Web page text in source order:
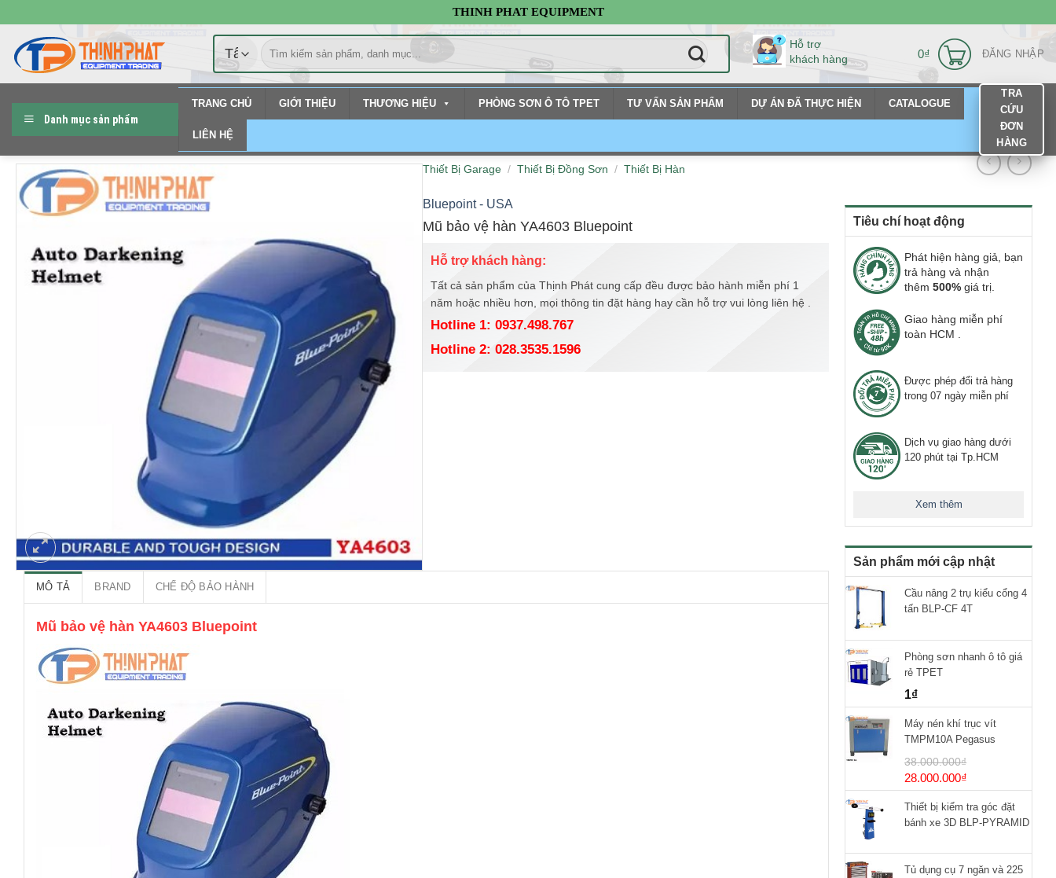
đến
nội
dung
THINH PHAT EQUIPMENT
Tìm
kiếm:
Hỗ trợ
khách hàng
0₫ ĐĂNG NHẬP
Danh mục sản phẩm
TRANG CHỦ GIỚI THIỆU THƯƠNG HIỆU PHÒNG SƠN Ô TÔ TPET TƯ VẤN SẢN PHẨM DỰ ÁN ĐÃ THỰC HIỆN CATALOGUE
LIÊN HỆ
TRA
CỨU
ĐƠN
HÀNG
Tiêu chí hoạt động
Phát hiện hàng giả, bạn
trả hàng và nhận
thêm500% giá trị.
Giao hàng miễn phí
toàn HCM .
Được phép đổi trả hàng
trong 07 ngày miễn phí
Dịch vụ giao hàng dưới
120 phút tại Tp.HCM
Xem thêm
Sản phẩm mới cập nhật
Cầu nâng 2 trụ kiểu cổng 4
tấn BLP-CF 4T
Phòng sơn nhanh ô tô giá
rẻ TPET
1₫
Máy nén khí trục vít
TMPM10A Pegasus
38.000.000₫
Giá
gốc
là:
38.000.000₫.
28.000.000₫
hiện
tại
là:
Thiết bị kiểm tra góc đặt
bánh xe 3D BLP-PYRAMID
Tủ dụng cụ 7 ngăn và 225
Thiết Bị Garage / Thiết Bị Đồng Sơn / Thiết Bị Hàn
Bluepoint - USA
Mũ bảo vệ hàn YA4603 Bluepoint
Hỗ trợ khách hàng:
Tất cả sản phẩm của Thịnh Phát cung cấp đều được bảo hành miễn phí 1
năm hoặc nhiều hơn, mọi thông tin đặt hàng hay cần hỗ trợ vui lòng liên hệ .
Hotline 1: 0937.498.767
Hotline 2: 028.3535.1596
MÔ TẢ BRAND CHẾ ĐỘ BẢO HÀNH
Mũ bảo vệ hàn YA4603 Bluepoint